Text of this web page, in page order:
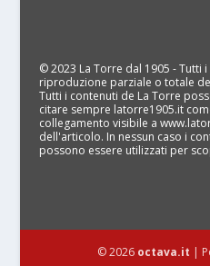
© 2023 La Torre dal 1905 - Tutti
riproduzione parziale o totale
Tutti i contenuti de La Torre
citare sempre latorre1905.it
collegamento visibile a
dell'articolo. In nessun caso i
possono essere utilizzati per
© 2026 octava.it |